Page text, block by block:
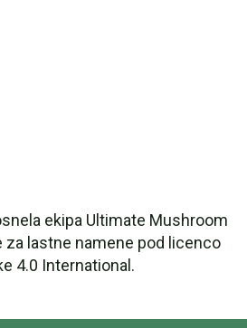
ekipa Ultimate Mushroom
za lastne namene pod licenco
4.0 International.